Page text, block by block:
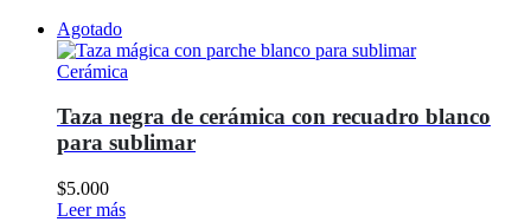
Agotado
Cerámica
Taza negra de cerámica con recuadro blanco
para sublimar
$5.000
Leer más